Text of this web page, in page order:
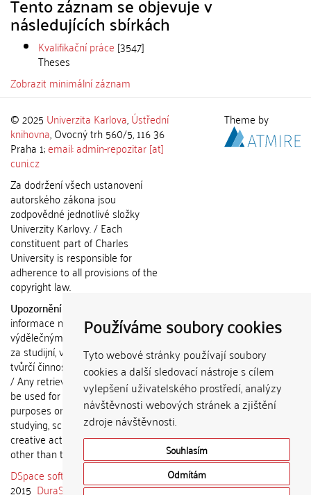
Používáme soubory cookies
Tyto webové stránky používají soubory
cookies a další sledovací nástroje s cílem
vylepšení uživatelského prostředí, analýzy
návštěvnosti webových stránek a zjištění
zdroje návštěvnosti.
Souhlasím
Odmítám
následujících sbírkách
Kvalifikační práce [3547]
Theses
Zobrazit minimální záznam
© 2025 Univerzita Karlova,Ústřední
knihovna, Ovocný trh 560/5, 116 36
Praha 1;email: admin-repozitar [at]
cuni.cz
Za dodržení všech ustanovení
autorského zákona jsou
zodpovědné jednotlivé složky
Univerzity Karlovy. / Each
constituent part of Charles
University is responsible for
adherence to all provisions of the
copyright law.
Upozornění / Notice:
informace nemohou být použity k
výdělečným účelům nebo vydávány
za studijní, vědeckou nebo jinou
tvůrčí činnost jiné osoby než autora.
/ Any retrieved information shall not
be used for any commercial
purposes or claimed as results of
studying, scientific or any other
creative activities of any person
other than the author.
DSpace software
copyright © 2002-
2015 DuraSpace
Theme by